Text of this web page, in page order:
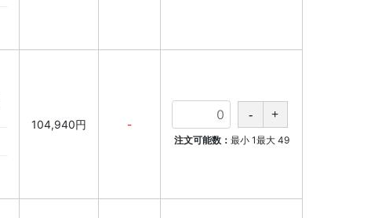
104,940円 -
注文可能数： 最小 1最大 49